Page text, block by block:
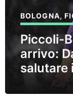
BOLOGNA,
Piccoli-
arrivo:
salutare